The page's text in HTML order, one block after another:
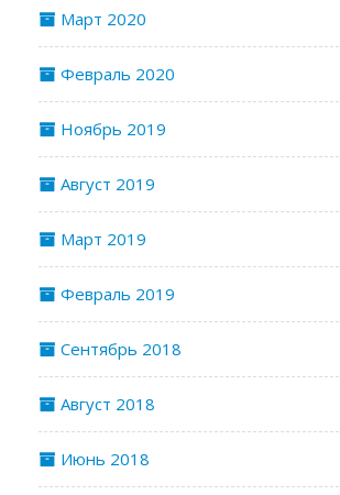
Март 2020
Февраль 2020
Ноябрь 2019
Август 2019
Март 2019
Февраль 2019
Сентябрь 2018
Август 2018
Июнь 2018